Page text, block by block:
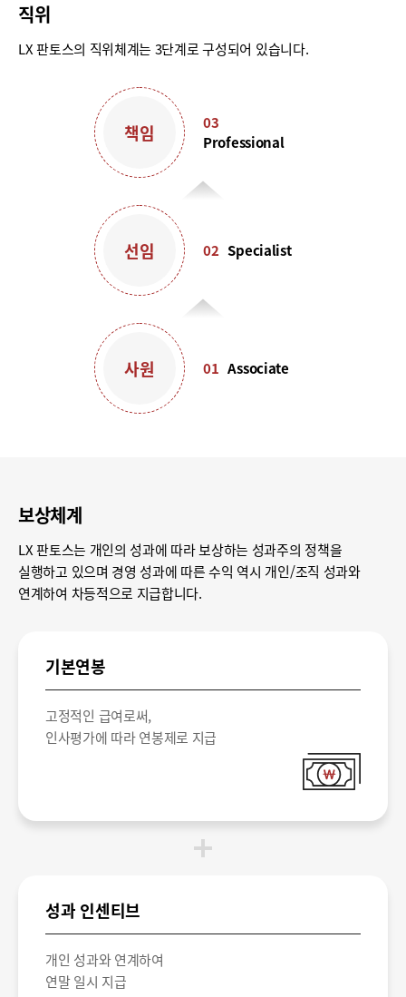
직위
LX 판토스의 직위체계는 3단계로 구성되어 있습니다.
책임
03
Professional
선임 02 Specialist
사원 01 Associate
보상체계
LX 판토스는 개인의 성과에 따라 보상하는 성과주의 정책을
실행하고 있으며 경영 성과에 따른 수익 역시 개인/조직 성과와
연계하여 차등적으로 지급합니다.
기본연봉
고정적인 급여로써,
인사평가에 따라 연봉제로 지급
성과 인센티브
개인 성과와 연계하여
연말 일시 지급